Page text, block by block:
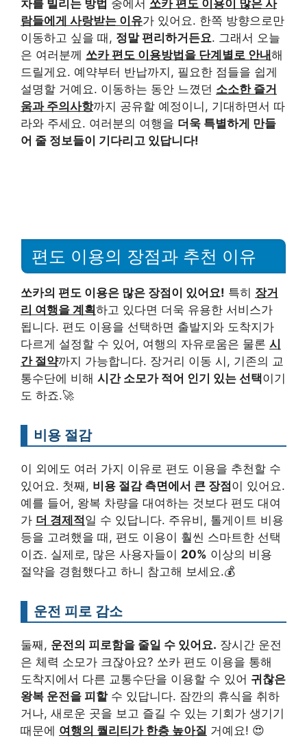
차를 빌리는 방법 중에서 쏘카 편도 이용이 많은 사
람들에게 사랑받는 이유가 있어요. 한쪽 방향으로만
이동하고 싶을 때, 정말 편리하거든요. 그래서 오늘
은 여러분께 쏘카 편도 이용방법을 단계별로 안내해
드릴게요. 예약부터 반납까지, 필요한 점들을 쉽게
설명할 거예요. 이동하는 동안 느꼈던 소소한 즐거
움과 주의사항까지 공유할 예정이니, 기대하면서 따
라와 주세요. 여러분의 여행을 더욱 특별하게 만들
어 줄 정보들이 기다리고 있답니다!
편도 이용의 장점과 추천 이유
쏘카의 편도 이용은 많은 장점이 있어요! 특히 장거
리 여행을 계획하고 있다면 더욱 유용한 서비스가
됩니다. 편도 이용을 선택하면 출발지와 도착지가
다르게 설정할 수 있어, 여행의 자유로움은 물론 시
간 절약까지 가능합니다. 장거리 이동 시, 기존의 교
통수단에 비해 시간 소모가 적어 인기 있는 선택이기
도 하죠.🚀
비용 절감
이 외에도 여러 가지 이유로 편도 이용을 추천할 수
있어요. 첫째, 비용 절감 측면에서 큰 장점이 있어요.
예를 들어, 왕복 차량을 대여하는 것보다 편도 대여
가 더 경제적일 수 있답니다. 주유비, 톨게이트 비용
등을 고려했을 때, 편도 이용이 훨씬 스마트한 선택
이죠. 실제로, 많은 사용자들이 20% 이상의 비용
절약을 경험했다고 하니 참고해 보세요.💰
운전 피로 감소
둘째, 운전의 피로함을 줄일 수 있어요. 장시간 운전
은 체력 소모가 크잖아요? 쏘카 편도 이용을 통해
도착지에서 다른 교통수단을 이용할 수 있어 귀찮은
왕복 운전을 피할수 있답니다. 잠깐의 휴식을 취하
거나, 새로운 곳을 보고 즐길 수 있는 기회가 생기기
때문에 여행의 퀄리티가 한층 높아질 거예요! 😍